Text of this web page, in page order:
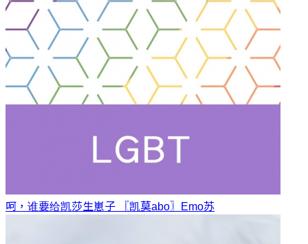
呵，谁要给凯莎生崽子 〖凯莫abo〗 Emo苏